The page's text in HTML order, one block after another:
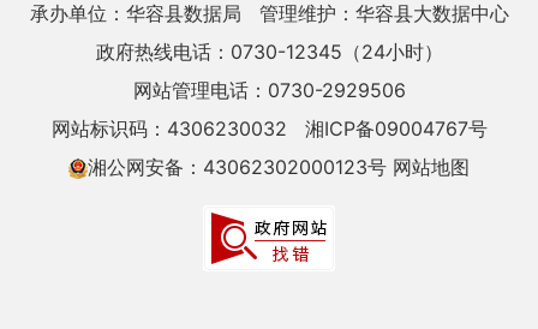
承办单位：华容县数据局
管理维护：华容县大数据中心
政府热线电话：0730-12345（24小时）
网站管理电话：0730-2929506
网站标识码：4306230032
湘ICP备09004767号
湘公网安备：43062302000123号 网站地图